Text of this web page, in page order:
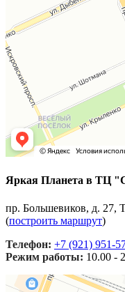
Яркая Планета в ТЦ
пр. Большевиков, д. 27,
(построить маршрут)
Телефон: +7 (921) 951-
Режим работы: 10.00 -